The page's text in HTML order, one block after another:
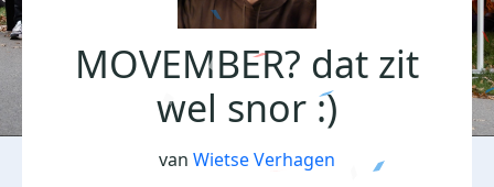
MOVEMBER? dat zit
wel snor :)
van Wietse Verhagen